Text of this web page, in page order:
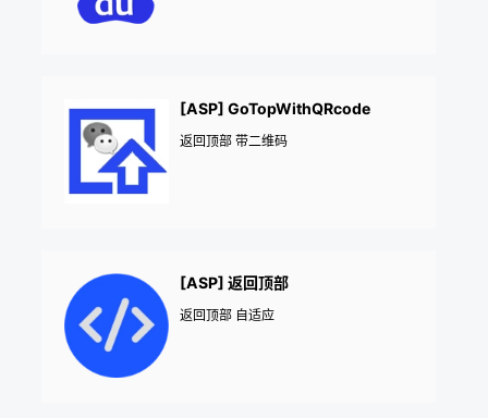
[ASP] GoTopWithQRcode
返回顶部 带二维码
[ASP] 返回顶部
返回顶部 自适应